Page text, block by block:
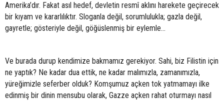
Amerika’dır. Fakat asıl hedef, devletin resmî aklını harekete geçirecek
bir kıyam ve kararlılıktır. Sloganla değil, sorumlulukla; gazla değil,
gayretle; gösteriyle değil, göğüslenmiş bir eylemle…
Ve burada durup kendimize bakmamız gerekiyor. Sahi, biz Filistin için
ne yaptık? Ne kadar dua ettik, ne kadar malımızla, zamanımızla,
yüreğimizle seferber olduk? Komşumuz açken tok yatmamayı ilke
edinmiş bir dinin mensubu olarak, Gazze açken rahat oturmayı nasıl